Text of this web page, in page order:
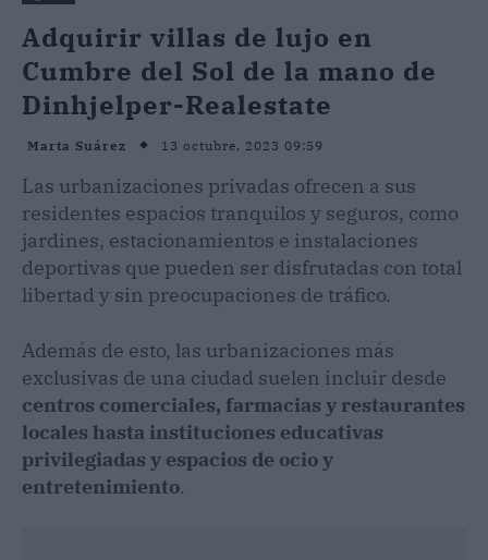
Adquirir villas de lujo en
Cumbre del Sol de la mano de
Dinhjelper-Realestate
Marta Suárez 13 octubre, 2023 09:59
Las urbanizaciones privadas ofrecen a sus
residentes espacios tranquilos y seguros, como
jardines, estacionamientos e instalaciones
deportivas que pueden ser disfrutadas con total
libertad y sin preocupaciones de tráfico.
Además de esto, las urbanizaciones más
exclusivas de una ciudad suelen incluir desde
centros comerciales, farmacias y restaurantes
locales hasta instituciones educativas
privilegiadas y espacios de ocio y
entretenimiento.